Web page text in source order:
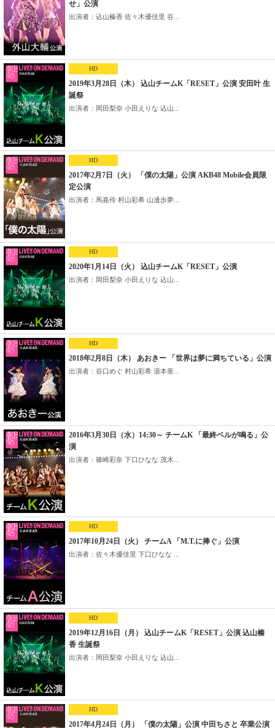
せ」公演
出演者：込山榛香 佐々木優佳里 谷...
HD
2019年3月28日（木） 込山チームK「RESET」公演 安田叶 生
誕祭
出演者：岡田梨奈 小田えりな 込山...
HD
2017年2月7日（火） 「僕の太陽」公演 AKB48 Mobile会員限
定公演
出演者：馬嘉伶 村山彩希 山邊歩夢...
HD
2020年1月14日（火） 込山チームK「RESET」公演
出演者：岡田梨奈 小田えりな 込山...
HD
2018年2月8日（木） あおきー 「世界は夢に満ちている」公演
出演者：谷口めぐ 村山彩希 湯本亜...
2016年3月30日（水）14:30～ チームK 「最終ベルが鳴る」公
演
出演者：篠崎彩奈 下口ひなな 茂木...
HD
2017年10月24日（火） チームA 「M.T.に捧ぐ」公演
出演者：佐々木優佳里 下口ひなな ...
HD
2019年12月16日（月） 込山チームK「RESET」公演 込山榛
香 生誕祭
出演者：岡田梨奈 小田えりな 込山...
HD
2017年4月24日（月） 「僕の太陽」公演 中田ちさと 卒業公演